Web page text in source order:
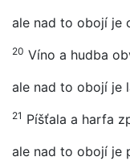
ale nad to obojí je
20 Víno a hudba
ale nad to obojí je
21 Píšťala a harfa
ale nad to obojí je